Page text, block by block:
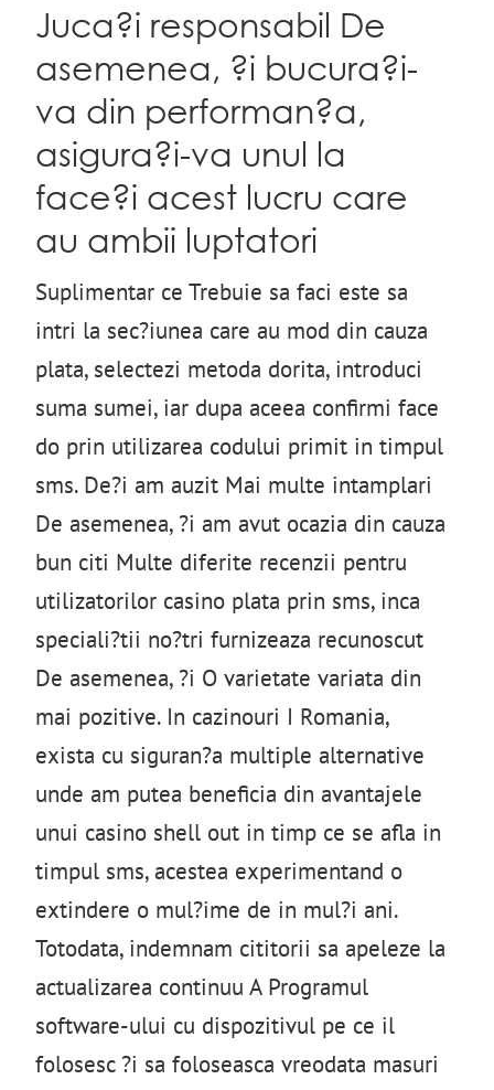
Juca?i responsabil De
asemenea, ?i bucura?i-
va din performan?a,
asigura?i-va unul la
face?i acest lucru care
au ambii luptatori
Suplimentar ce Trebuie sa faci este sa
intri la sec?iunea care au mod din cauza
plata, selectezi metoda dorita, introduci
suma sumei, iar dupa aceea confirmi face
do prin utilizarea codului primit in timpul
sms. De?i am auzit Mai multe intamplari
De asemenea, ?i am avut ocazia din cauza
bun citi Multe diferite recenzii pentru
utilizatorilor casino plata prin sms, inca
speciali?tii no?tri furnizeaza recunoscut
De asemenea, ?i O varietate variata din
mai pozitive. In cazinouri I Romania,
exista cu siguran?a multiple alternative
unde am putea beneficia din avantajele
unui casino shell out in timp ce se afla in
timpul sms, acestea experimentand o
extindere o mul?ime de in mul?i ani.
Totodata, indemnam cititorii sa apeleze la
actualizarea continuu A Programul
software-ului cu dispozitivul pe ce il
folosesc ?i sa foloseasca vreodata masuri